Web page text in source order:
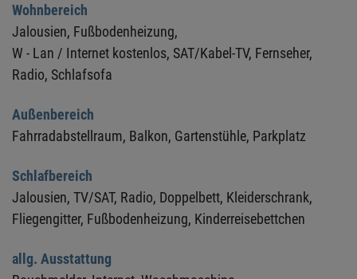
Wohnbereich
Jalousien, Fußbodenheizung,
W - Lan / Internet kostenlos, SAT/Kabel-TV, Fernseher,
Radio, Schlafsofa
Außenbereich
Fahrradabstellraum, Balkon, Gartenstühle, Parkplatz
Schlafbereich
Jalousien, TV/SAT, Radio, Doppelbett, Kleiderschrank,
Fliegengitter, Fußbodenheizung, Kinderreisebettchen
allg. Ausstattung